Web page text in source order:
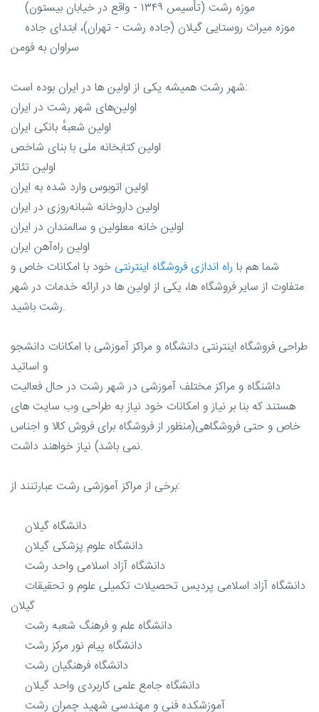
موزه رشت (تأسیس ۱۳۴۹ - واقع در خیابان بیستون)
سراوان به فومن
شهر رشت همیشه یکی از اولین ها در ایران بوده است:
اولین‌های شهر رشت در ایران
اولین شعبهٔ بانکی ایران
اولین کتابخانه ملی با بنای شاخص
اولین تئاتر
اولین اتوبوس وارد شده به ایران
اولین داروخانه شبانه‌روزی در ایران
اولین خانه معلولین و سالمندان در ایران
اولین راه‌آهن ایران
شما هم با راه اندازی فروشگاه اینترنتی خود با امکانات خاص و
متفاوت از سایر فروشگاه ها، یکی از اولین ها در ارائه خدمات در شهر
رشت باشید.
طراحی فروشگاه اینترنتی دانشگاه و مراکز آموزشی با امکانات دانشجو
و اساتید
داشنگاه و مراکز مختلف آموزشی در شهر رشت در حال فعالیت
هستند که بنا بر نیاز و امکانات خود نیاز به طراحی وب سایت های
خاص و حتی فروشگاهی(منظور از فروشگاه برای فروش کالا و اجناس
نمی باشد) نیاز خواهند داشت.
برخی از مراکز آموزشی رشت عبارتنند از:
دانشگاه گیلان
دانشگاه علوم پزشکی گیلان
دانشگاه آزاد اسلامی واحد رشت
گیلان
دانشگاه علم و فرهنگ شعبه رشت
دانشگاه پیام نور مرکز رشت
دانشگاه فرهنگیان رشت
دانشگاه جامع علمی کاربردی واحد گیلان
آموزشکده فنی و مهندسی شهید چمران رشت